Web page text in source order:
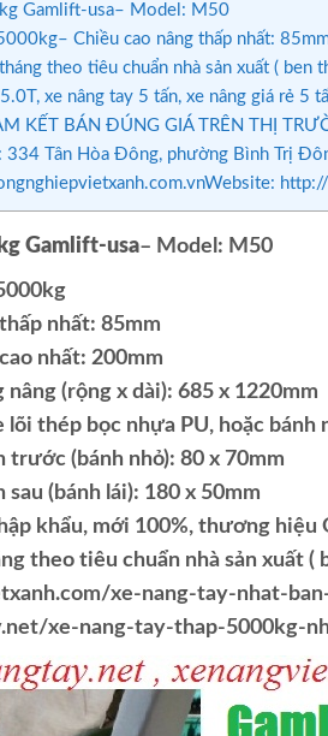
Gamlift-usa– Model: M50
Chiều cao nâng thấp nhất:
theo tiêu chuẩn nhà sản xuất (
5.0T, xe nâng tay 5 tấn, xe nâng giá rẻ 5
KẾT BÁN ĐÚNG GIÁ TRÊN THỊ
Tân Hòa Đông, phường Bình Trị
Gamlift-usa– Model: M50
nhất: 85mm
nhất: 200mm
(rộng x dài): 685 x 1220mm
lõi thép bọc nhựa PU, hoặc
trước (bánh nhỏ): 80 x 70mm
(bánh lái): 180 x 50mm
khẩu, mới 100%, thương hiệu
theo tiêu chuẩn nhà sản xuất
xe-nang-tay-nhat-
xe-nang-tay-thap-5000kg-